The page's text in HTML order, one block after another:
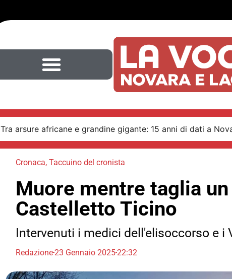
Tra arsure africane e grandine gigante: 15 anni di dati a
Cronaca, Taccuino del cronista
Muore mentre taglia
Castelletto Ticino
Intervenuti i medici dell'elisoccorso e i
Redazione23 Gennaio 202522:32